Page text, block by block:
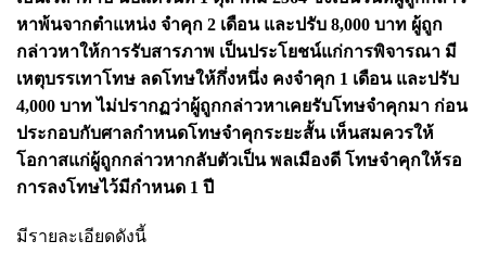
หาพ้นจากตําแหน่ง จําคุก 2 เดือน และปรับ 8,000 บาท ผู้ถูก
กล่าวหาให้การรับสารภาพ เป็นประโยชน์แก่การพิจารณา มี
เหตุบรรเทาโทษ ลดโทษให้กึ่งหนึ่ง คงจําคุก 1 เดือน และปรับ
4,000 บาท ไม่ปรากฏว่าผู้ถูกกล่าวหาเคยรับโทษจําคุกมา ก่อน
ประกอบกับศาลกําหนดโทษจําคุกระยะสั้น เห็นสมควรให้
โอกาสแก่ผู้ถูกกล่าวหากลับตัวเป็น พลเมืองดี โทษจําคุกให้รอ
การลงโทษไว้มีกําหนด 1 ปี
มีรายละเอียดดังนี้